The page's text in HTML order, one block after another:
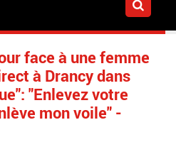
face à une femme
à Drancy dans
"Enlevez votre
mon voile" -